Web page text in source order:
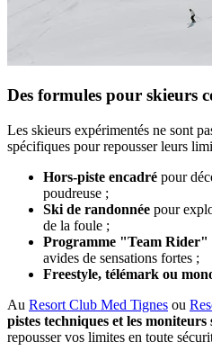
Des formules pour skieurs
Les skieurs expérimentés ne sont
spécifiques pour repousser leurs
Hors-piste encadré pour
poudreuse ;
Ski de randonnée pour
de la foule ;
Programme "Team Rider"
avides de sensations fortes ;
Freestyle, télémark ou
Au Resort Club Med Tignes ou
pistes techniques et les moniteurs
repousser vos limites en toute